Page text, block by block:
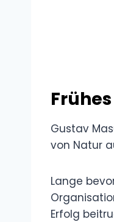
Gustav
von Natur
Lange
Erfolg